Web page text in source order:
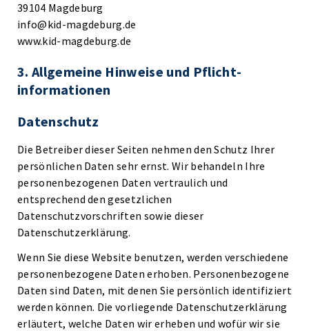
39104 Magdeburg
info@kid-magdeburg.de
www.kid-magdeburg.de
3. Allgemeine Hinweise und Pflicht­
informationen
Datenschutz
Die Betreiber dieser Seiten nehmen den Schutz Ihrer
persönlichen Daten sehr ernst. Wir behandeln Ihre
personenbezogenen Daten vertraulich und
entsprechend den gesetzlichen
Datenschutzvorschriften sowie dieser
Datenschutzerklärung.
Wenn Sie diese Website benutzen, werden verschiedene
personenbezogene Daten erhoben. Personenbezogene
Daten sind Daten, mit denen Sie persönlich identifiziert
werden können. Die vorliegende Datenschutzerklärung
erläutert, welche Daten wir erheben und wofür wir sie